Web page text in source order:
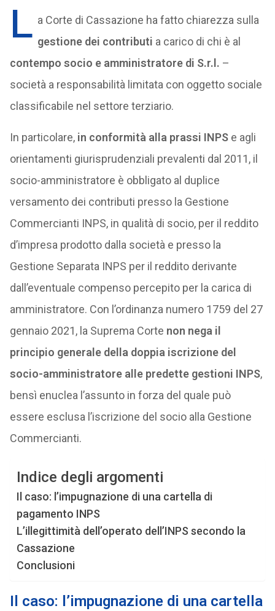
L a Corte di Cassazione ha fatto chiarezza sulla
gestione dei contributi a carico di chi è al
contempo socio e amministratore di S.r.l. –
società a responsabilità limitata con oggetto sociale
classificabile nel settore terziario.
In particolare, in conformità alla prassi INPSe agli
orientamenti giurisprudenziali prevalenti dal 2011, il
socio-amministratore è obbligato al duplice
versamento dei contributi presso la Gestione
Commercianti INPS, in qualità di socio, per il reddito
d’impresa prodotto dalla società e presso la
Gestione Separata INPS per il reddito derivante
dall’eventuale compenso percepito per la carica di
amministratore. Con l’ordinanza numero 1759 del 27
gennaio 2021, la Suprema Corte non nega il
principio generale della doppia iscrizione del
socio-amministratore alle predette gestioni INPS,
bensì enuclea l’assunto in forza del quale può
essere esclusa l’iscrizione del socio alla Gestione
Commercianti.
Indice degli argomenti
Il caso: l’impugnazione di una cartella di
pagamento INPS
L’illegittimità dell’operato dell’INPS secondo la
Cassazione
Conclusioni
Il caso: l’impugnazione di una cartella